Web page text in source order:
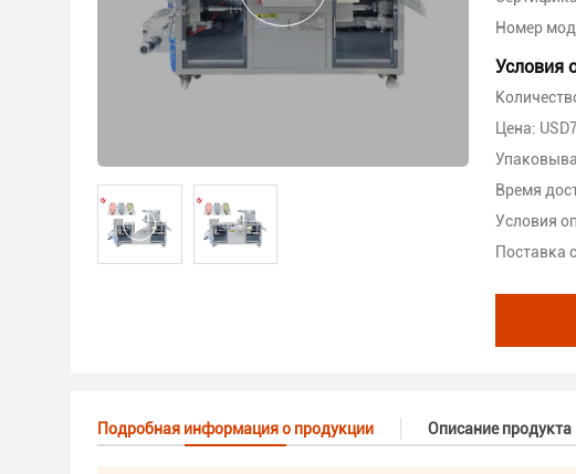
Номер
Условия
Цена:
Время
Условия
Поставка
Подробная информация о продукции Описание продукта